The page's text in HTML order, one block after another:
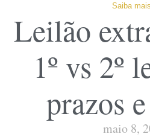
Saiba
Leilão
1º vs
prazos
maio 8,